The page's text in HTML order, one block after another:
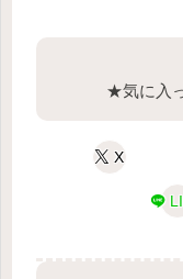
★気に入
X